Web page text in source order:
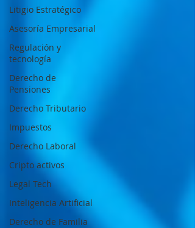
Litigio Estratégico
Asesoría Empresarial
Regulación y
tecnología
Derecho de
Pensiones
Derecho Tributario
Impuestos
Derecho Laboral
Cripto activos
Legal Tech
Inteligencia Artificial
Derecho de Familia